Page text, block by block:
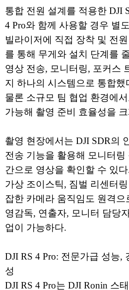
통합 전원 설계를 적용한 DJI
4 Pro와 함께 사용할 경우 별
빌라이저에 직접 장착 및 전
를 통해 무게와 설치 단계를
영상 전송, 모니터링, 포커스
지 하나의 시스템으로 통합했
물론 소규모 팀 협업 환경에
가능해 촬영 준비 효율성을
촬영 현장에서는 DJI SDR의
전송 기능을 활용해 모니터링
간으로 영상을 확인할 수 있
가상 조이스틱, 짐벌 리센터
잡한 카메라 움직임도 원격
영감독, 연출자, 모니터 담당
업이 가능하다.
DJI RS 4 Pro: 전문가급 성능,
성
DJI RS 4 Pro는 DJI Ronin 스